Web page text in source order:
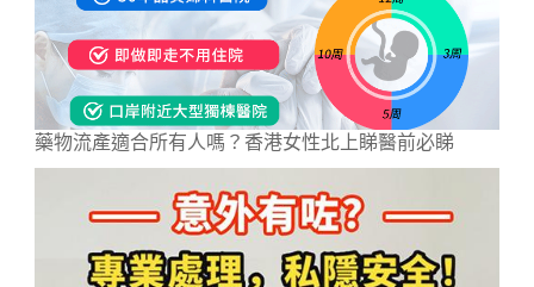
藥物流產適合所有人嗎？香港女性北上睇醫前必睇